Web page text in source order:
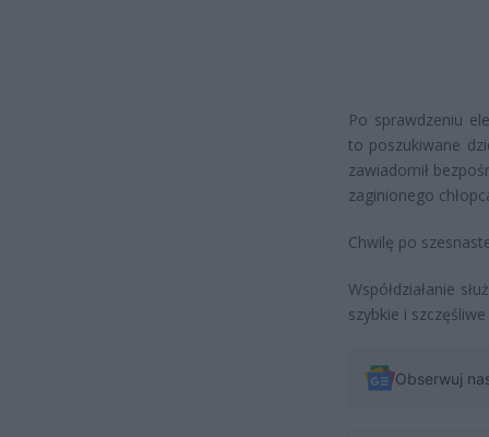
Po sprawdzeniu
to poszukiwane
zawiadomił
zaginionego
Chwilę po
Współdziałanie
szybkie i
Obserwuj